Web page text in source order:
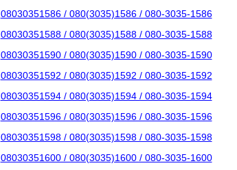
08030351586 / 080(3035)1586 / 080-3035-1586
08030351588 / 080(3035)1588 / 080-3035-1588
08030351590 / 080(3035)1590 / 080-3035-1590
08030351592 / 080(3035)1592 / 080-3035-1592
08030351594 / 080(3035)1594 / 080-3035-1594
08030351596 / 080(3035)1596 / 080-3035-1596
08030351598 / 080(3035)1598 / 080-3035-1598
08030351600 / 080(3035)1600 / 080-3035-1600